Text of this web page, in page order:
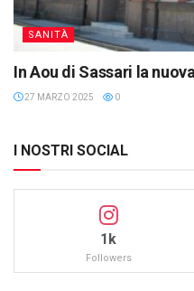
SANITÀ
In Aou di Sassari la
27 MARZO 2025 0
I NOSTRI SOCIAL
1k
Followers